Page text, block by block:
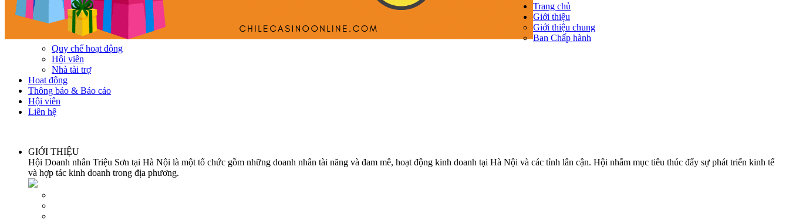
Trang chủ
Giới thiệu
Giới thiệu chung
Ban Chấp hành
Quy chế hoạt động
Hội viên
Nhà tài trợ
Hoạt động
Thông báo & Báo cáo
Hội viên
Liên hệ
GIỚI THIỆU
Hội Doanh nhân Triệu Sơn tại Hà Nội là một tổ chức gồm những doanh nhân tài năng và đam mê, hoạt động kinh doanh tại Hà Nội và các tỉnh lân cận. Hội nhằm mục tiêu thúc đẩy sự phát triển kinh tế
và hợp tác kinh doanh trong địa phương.